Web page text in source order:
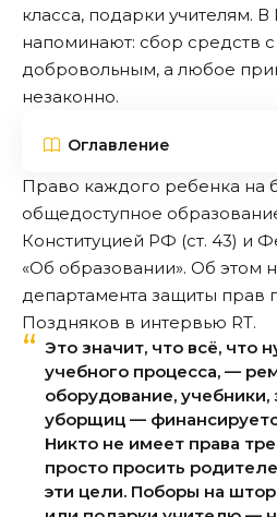
класса, подарки учителям. В
напоминают: сбор средств
добровольным, а любое
незаконно.
Оглавление
Право каждого ребенка на
общедоступное
Конституцией РФ (ст. 43) и
«Об образовании». Об этом
департамента защиты прав
Поздняков в интервью RT.
Это значит, что всё, что
учебного процесса, —
оборудование, учебники,
уборщиц —
Никто не имеет права
просто просить
эти цели. Поборы на